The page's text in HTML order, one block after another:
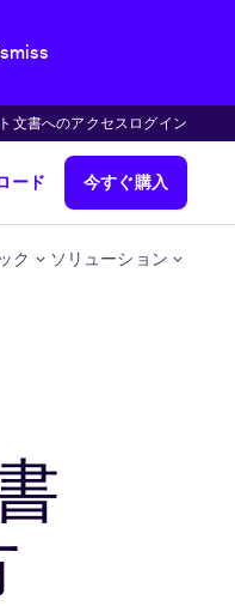
文書へのアクセスログイン
ード 今すぐ購入
ク ソリューション